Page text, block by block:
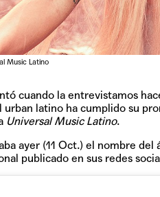
Music Latino
cuando la entrevistamos
urban latino ha cumplido su
Universal Music Latino.
ayer (11 Oct.) el nombre del
publicado en sus redes